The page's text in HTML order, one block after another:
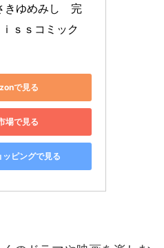
きゆめみし　完
ｓｓコミック
で見る
場で見る
ピングで見る